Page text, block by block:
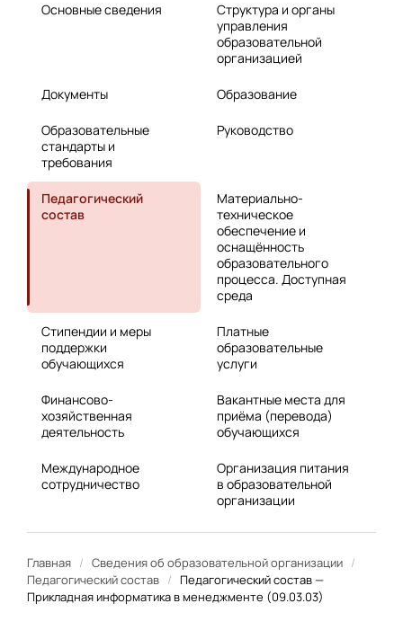
Основные сведения
Структура и органы
управления
образовательной
организацией
Документы Образование
Образовательные
стандарты и
требования
Руководство
Педагогический
состав
Материально-
техническое
обеспечение и
оснащённость
образовательного
процесса. Доступная
среда
Стипендии и меры
поддержки
обучающихся
Платные
образовательные
услуги
Финансово-
хозяйственная
деятельность
Вакантные места для
приёма (перевода)
обучающихся
Международное
сотрудничество
Организация питания
в образовательной
организации
Главная / Сведения об образовательной организации /
Педагогический состав / Педагогический состав —
Прикладная информатика в менеджменте (09.03.03)